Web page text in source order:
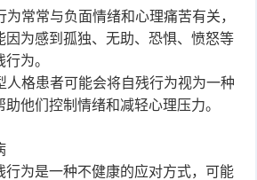
常常与负面情绪和心理痛苦有关，
因为感到孤独、无助、恐惧、愤怒等
为。
人格患者可能会将自残行为视为一种
他们控制情绪和减轻心理压力。
行为是一种不健康的应对方式，可能